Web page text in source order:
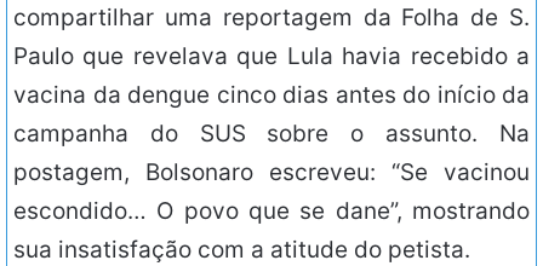
compartilhar uma reportagem da Folha de S.
Paulo que revelava que Lula havia recebido a
vacina da dengue cinco dias antes do início da
campanha do SUS sobre o assunto. Na
postagem, Bolsonaro escreveu: “Se vacinou
escondido… O povo que se dane”, mostrando
sua insatisfação com a atitude do petista.